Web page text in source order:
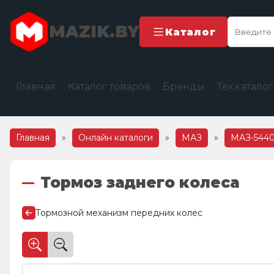
MAZIK.BY Каталог
Главная Каталог товаров Бренды
Главная » Онлайн каталоги » МАЗ » МАЗ-
Тормоз заднего колеса
Тормозной механизм передних колес